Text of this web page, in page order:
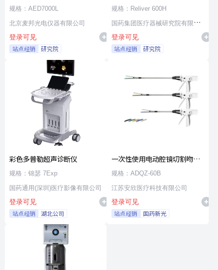
规格：AED7000L
北京麦邦光电仪器有限公司
登录可见
站点经销 研究院
规格：Reliver 600H
国药集团医疗器械研究院有限公
司
登录可见
站点经销 研究院
彩色多普勒超声诊断仪
规格：锦瑟 7Exp
国药通用(深圳)医疗影像有限公司
登录可见
站点经销 湖北公司
一次性使用电动腔镜切割吻合
器及组件
规格：ADQZ-60B
江苏安欣医疗科技有限公司
登录可见
站点经销 国药新光